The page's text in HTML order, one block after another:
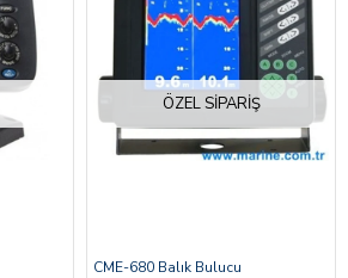
ÖZEL SIPARIŞ
CME-680 Balık Bulucu